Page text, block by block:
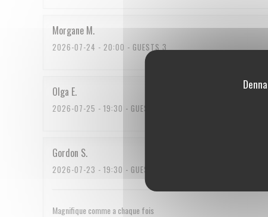
Morgane M
2026-07-24 - 20:00 - GUESTS 3
Olga E
2026-07-25 - 19:30 - GUESTS 2
Gordon S
2026-07-23 - 19:30 - GUESTS 2
Magnifique comme a chaque fois